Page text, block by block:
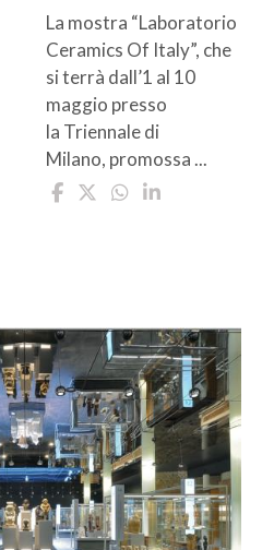
La mostra “Laboratorio
Ceramics Of Italy”, che
si terrà dall’1 al 10
maggio presso
la Triennale di
Milano, promossa ...